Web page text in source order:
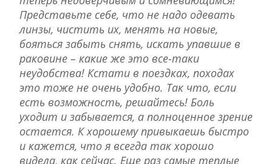
Представьте себе, что не надо одевать
линзы, чистить их, менять на новые,
бояться забыть снять, искать упавшие в
раковине – какие же это все-таки
неудобства! Кстати в поездках, походах
это тоже не очень удобно. Так что, если
есть возможность, решайтесь! Боль
уходит и забывается, а полноценное зрение
остается. К хорошему привыкаешь быстро
и кажется, что я всегда так хорошо
видела, как сейчас. Еще раз самые теплые